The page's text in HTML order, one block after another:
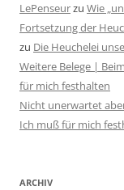
LePenseurzu Wie
Fortsetzung der
zu Die Heuchelei
Weitere Belege |
für mich festhalten
Nicht unerwartet
Ich muß für mich
ARCHIV